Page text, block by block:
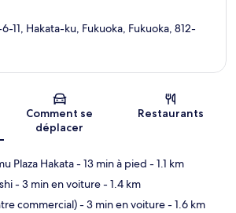
11, Hakata-ku, Fukuoka, Fukuoka, 812-
Comment se
déplacer
Restaurants
Plaza Hakata- 13 min à pied - 1.1 km
- 3 min en voiture- 1.4 km
commercial)- 3 min en voiture- 1.6 km